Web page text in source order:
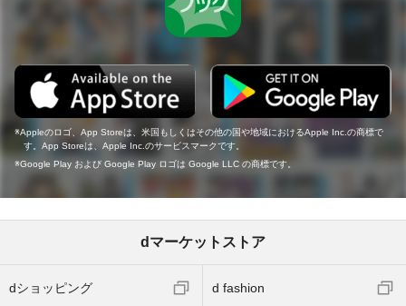
Appleのロゴ、App Storeは、米国もしくはその他の国や地域におけるApple Inc.の商標で
す。App Storeは、Apple Inc.のサービスマークです。
Google Play および Google Play ロゴは Google LLC の商標です。
dマーケットストア
dショッピング d fashion